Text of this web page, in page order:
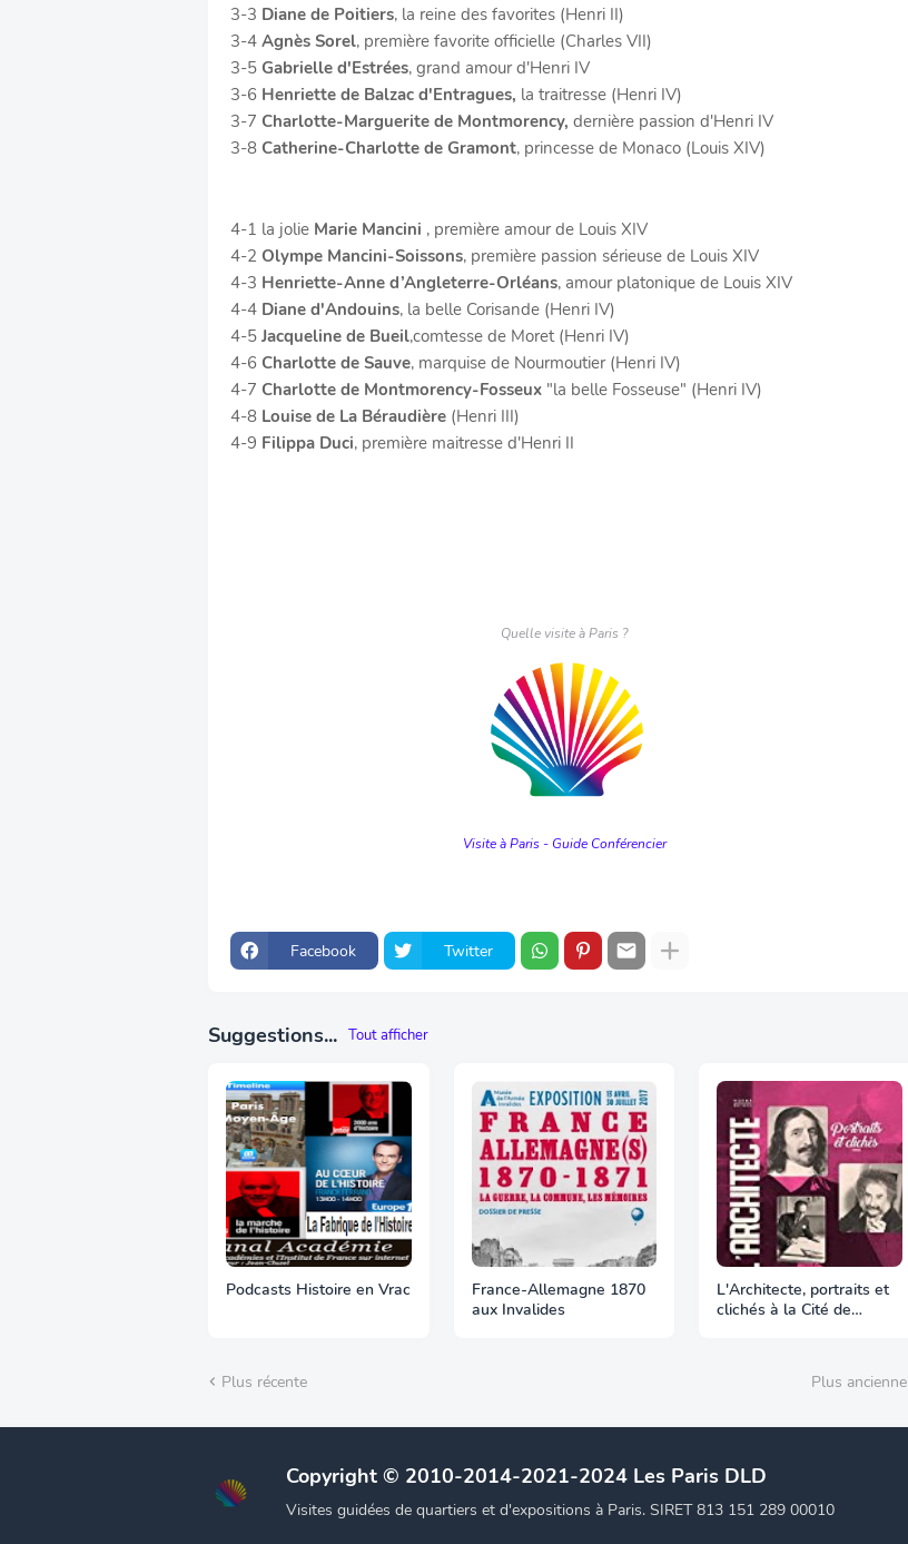
3-3 Diane de Poitiers, la reine des favorites (Henri II)
3-4 Agnès Sorel, première favorite officielle (Charles VII)
3-5 Gabrielle d'Estrées, grand amour d'Henri IV
3-6 Henriette de Balzac d'Entragues, la traitresse (Henri IV)
3-7 Charlotte-Marguerite de Montmorency, dernière passion d'Henri IV
3-8 Catherine-Charlotte de Gramont, princesse de Monaco (Louis XIV)
4-1 la jolie Marie Mancini , première amour de Louis XIV
4-2 Olympe Mancini-Soissons, première passion sérieuse de Louis XIV
4-3 Henriette-Anne d’Angleterre-Orléans, amour platonique de Louis XIV
4-4 Diane d'Andouins, la belle Corisande (Henri IV)
4-5 Jacqueline de Bueil,comtesse de Moret (Henri IV)
4-6 Charlotte de Sauve, marquise de Nourmoutier (Henri IV)
4-7 Charlotte de Montmorency-Fosseux "la belle Fosseuse" (Henri IV)
4-8 Louise de La Béraudière (Henri III)
4-9 Filippa Duci, première maitresse d'Henri II
Quelle visite à Paris ?
Visite à Paris - Guide Conférencier
Facebook Twitter
Suggestions... Tout afficher
Podcasts Histoire en Vrac
France-Allemagne 1870
aux Invalides
L'Architecte, portraits et
clichés à la Cité de
Plus récente Plus ancienne
Copyright © 2010-2014-2021-2024 Les Paris DLD
Visites guidées de quartiers et d'expositions à Paris. SIRET 813 151 289 00010